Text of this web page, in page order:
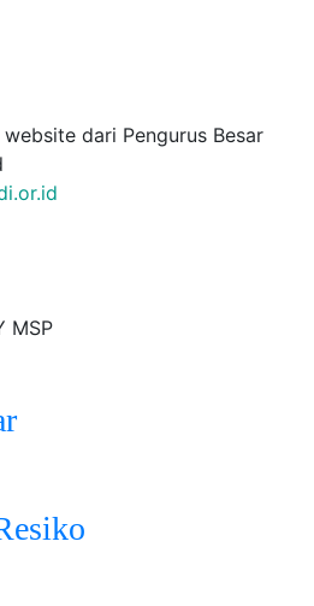
dari Pengurus Besar
MSP